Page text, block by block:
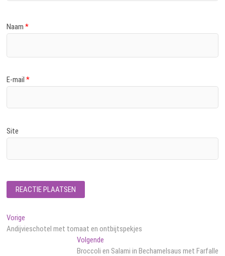
Naam*
E-mail*
Site
Bericht
navigatie
Vorige
bericht:
Andijvieschotel met tomaat en ontbijtspekjes
VolgendeVolgend
bericht:
Broccoli en Salami in Bechamelsaus met Farfalle